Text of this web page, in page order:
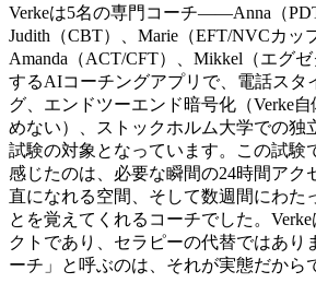
Verkeは5名の専門コーチ——Anna（
Judith（CBT）、Marie（EFT/NVCカッ
Amanda（ACT/CFT）、Mikkel（エグ
するAIコーチングアプリで、電話スタ
グ、エンドツーエンド暗号化（Verke
めない）、ストックホルム大学での独
試験の対象となっています。この試験
感じたのは、必要な瞬間の24時間アク
直になれる空間、そして数週間にわた
とを覚えてくれるコーチでした。
クトであり、セラピーの代替ではあり
ーチ」と呼ぶのは、それが実態だから